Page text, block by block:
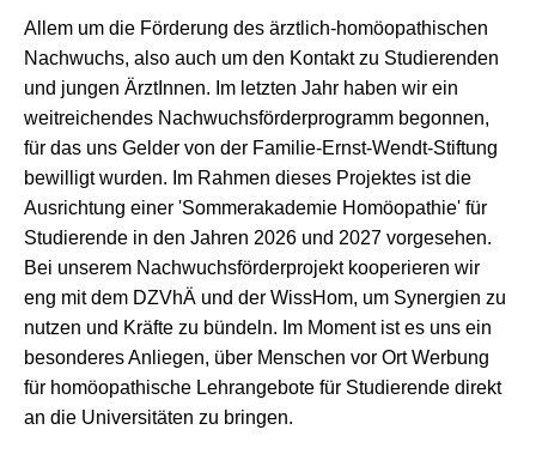
Allem um die Förderung des ärztlich-homöopathischen
Nachwuchs, also auch um den Kontakt zu Studierenden
und jungen ÄrztInnen. Im letzten Jahr haben wir ein
weitreichendes Nachwuchsförderprogramm begonnen,
für das uns Gelder von der Familie-Ernst-Wendt-Stiftung
bewilligt wurden. Im Rahmen dieses Projektes ist die
Ausrichtung einer 'Sommerakademie Homöopathie' für
Studierende in den Jahren 2026 und 2027 vorgesehen.
Bei unserem Nachwuchsförderprojekt kooperieren wir
eng mit dem DZVhÄ und der WissHom, um Synergien zu
nutzen und Kräfte zu bündeln. Im Moment ist es uns ein
besonderes Anliegen, über Menschen vor Ort Werbung
für homöopathische Lehrangebote für Studierende direkt
an die Universitäten zu bringen.